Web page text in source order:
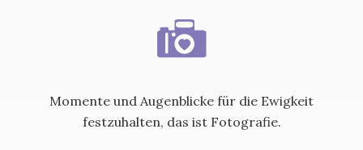
Momente und Augenblicke für die Ewigkeit
festzuhalten, das ist Fotografie.